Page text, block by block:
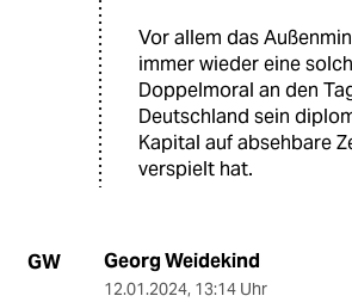
Vor allem das
immer wieder eine
Doppelmoral an den
Deutschland sein
Kapital auf absehbare
verspielt hat.
GW Georg Weidekind
12.01.2024, 13:14 Uhr